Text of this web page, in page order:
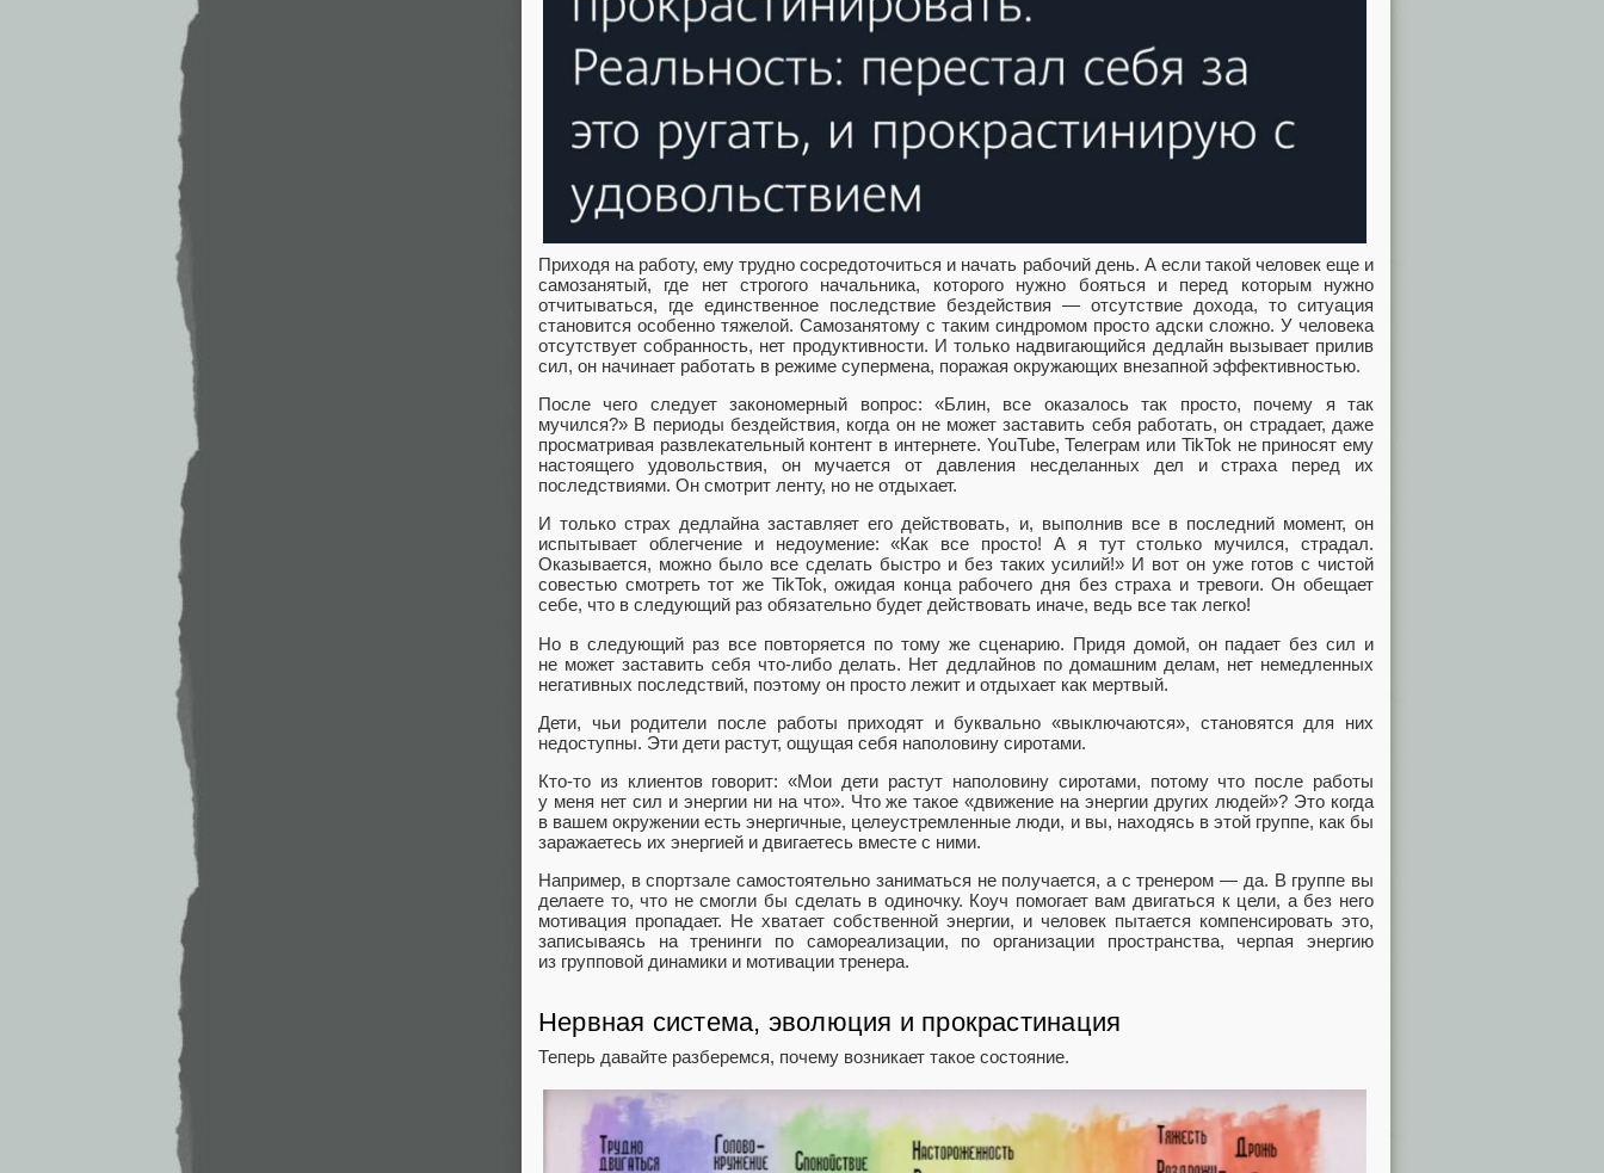
Приходя на работу, ему трудно сосредоточиться и начать рабочий день. А если такой человек еще и
самозанятый, где нет строгого начальника, которого нужно бояться и перед которым нужно
отчитываться, где единственное последствие бездействия — отсутствие дохода, то ситуация
становится особенно тяжелой. Самозанятому с таким синдромом просто адски сложно. У человека
отсутствует собранность, нет продуктивности. И только надвигающийся дедлайн вызывает прилив
сил, он начинает работать в режиме супермена, поражая окружающих внезапной эффективностью.
После чего следует закономерный вопрос: «Блин, все оказалось так просто, почему я так
мучился?» В периоды бездействия, когда он не может заставить себя работать, он страдает, даже
просматривая развлекательный контент в интернете. YouTube, Телеграм или TikTok не приносят ему
настоящего удовольствия, он мучается от давления несделанных дел и страха перед их
последствиями. Он смотрит ленту, но не отдыхает.
И только страх дедлайна заставляет его действовать, и, выполнив все в последний момент, он
испытывает облегчение и недоумение: «Как все просто! А я тут столько мучился, страдал.
Оказывается, можно было все сделать быстро и без таких усилий!» И вот он уже готов с чистой
совестью смотреть тот же TikTok, ожидая конца рабочего дня без страха и тревоги. Он обещает
себе, что в следующий раз обязательно будет действовать иначе, ведь все так легко!
Но в следующий раз все повторяется по тому же сценарию. Придя домой, он падает без сил и
не может заставить себя что‑либо делать. Нет дедлайнов по домашним делам, нет немедленных
негативных последствий, поэтому он просто лежит и отдыхает как мертвый.
Дети, чьи родители после работы приходят и буквально «выключаются», становятся для них
недоступны. Эти дети растут, ощущая себя наполовину сиротами.
Кто‑то из клиентов говорит: «Мои дети растут наполовину сиротами, потому что после работы
у меня нет сил и энергии ни на что». Что же такое «движение на энергии других людей»? Это когда
в вашем окружении есть энергичные, целеустремленные люди, и вы, находясь в этой группе, как бы
заражаетесь их энергией и двигаетесь вместе с ними.
Например, в спортзале самостоятельно заниматься не получается, а с тренером — да. В группе вы
делаете то, что не смогли бы сделать в одиночку. Коуч помогает вам двигаться к цели, а без него
мотивация пропадает. Не хватает собственной энергии, и человек пытается компенсировать это,
записываясь на тренинги по самореализации, по организации пространства, черпая энергию
из групповой динамики и мотивации тренера.
Нервная система, эволюция и прокрастинация
Теперь давайте разберемся, почему возникает такое состояние.